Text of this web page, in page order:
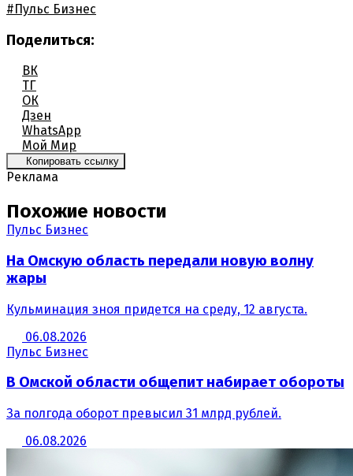
#Пульс Бизнес
Поделиться:
ВК
ТГ
ОК
Дзен
WhatsApp
Мой Мир
Копировать ссылку
Реклама
Похожие новости
Пульс Бизнес
На Омскую область передали новую волну
жары
Кульминация зноя придется на среду, 12 августа.
06.08.2026
Пульс Бизнес
В Омской области общепит набирает обороты
За полгода оборот превысил 31 млрд рублей.
06.08.2026